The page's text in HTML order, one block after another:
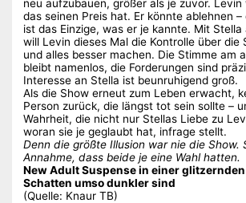
neu aufzubauen, größer als je zuvor. Levin
das seinen Preis hat. Er könnte ablehnen
ist das Einzige, was er je kannte. Mit Stella
will Levin dieses Mal die Kontrolle über die
und alles besser machen. Die Stimme am
bleibt namenlos, die Forderungen sind
Interesse an Stella ist beunruhigend groß.
Als die Show erneut zum Leben erwacht,
Person zurück, die längst tot sein sollte –
Wahrheit, die nicht nur Stellas Liebe zu
woran sie je geglaubt hat, infrage stellt.
Denn die größte Illusion war nie die Show.
Annahme, dass beide je eine Wahl hatten.
New Adult Suspense in einer
Schatten umso dunkler sind
(Quelle: Knaur TB)